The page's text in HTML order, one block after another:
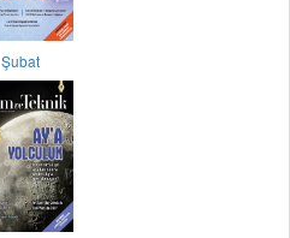
Şubat